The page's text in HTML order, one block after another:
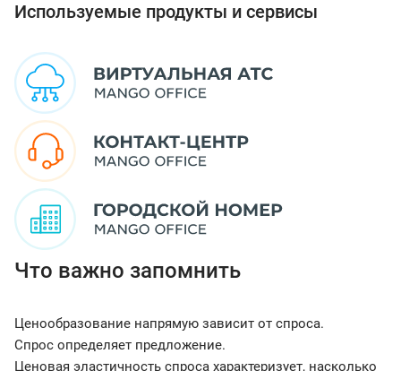
Используемые продукты и сервисы
Что важно запомнить
Ценообразование напрямую зависит от спроса.
Спрос определяет предложение.
Ценовая эластичность спроса характеризует, насколько